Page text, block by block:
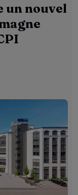
un nouvel